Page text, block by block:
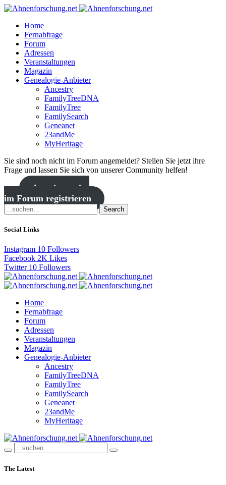
Home
Fernabfrage
Forum
Adressen
Veranstaltungen
Magazin
Genealogie-Anbieter
Ancestry
FamilyTreeDNA
FamilyTree
FamilySearch
Geneanet
23andMe
MyHeritage
Sie sind noch nicht im Forum angemeldet? Stellen Sie jetzt ihre
Frage und lassen Sie sich von unserer Community helfen!
Jetzt kostenlos
im Forum registrieren
Search
Social Links
Instagram 10 Followers
Facebook 2K Likes
Twitter 10 Followers
Home
Fernabfrage
Forum
Adressen
Veranstaltungen
Magazin
Genealogie-Anbieter
Ancestry
FamilyTreeDNA
FamilyTree
FamilySearch
Geneanet
23andMe
MyHeritage
The Latest